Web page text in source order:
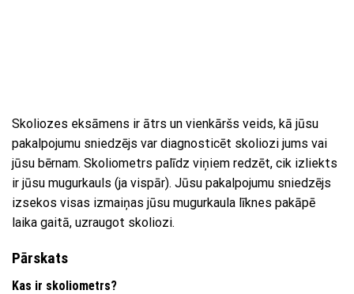
Skoliozes eksāmens ir ātrs un vienkāršs veids, kā jūsu
pakalpojumu sniedzējs var diagnosticēt skoliozi jums vai
jūsu bērnam. Skoliometrs palīdz viņiem redzēt, cik izliekts
ir jūsu mugurkauls (ja vispār). Jūsu pakalpojumu sniedzējs
izsekos visas izmaiņas jūsu mugurkaula līknes pakāpē
laika gaitā, uzraugot skoliozi.
Pārskats
Kas ir skoliometrs?